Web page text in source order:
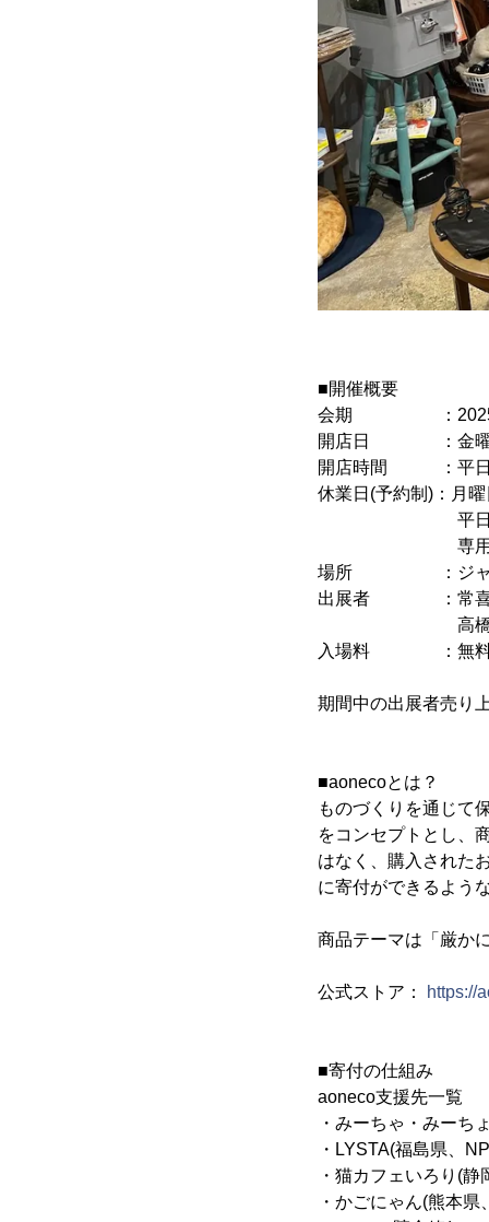
■開催概要
会期 ：2025年7
開店日 ：金曜日
開店時間 ：平日
休業日(予約制)：月
平日【月、火
専用フォーム
場所 ：ジャンル
出展者 ：常喜寝太
高橋紅茶店、
入場料 ：無
期間中の出展者売り
■aonecoとは？
ものづくりを通じて
をコンセプトとし、
はなく、購入された
に寄付ができるよう
商品テーマは「厳か
公式ストア： https://
■寄付の仕組み
aoneco支援先一覧
・みーちゃ・みーち
・LYSTA(福島県、
・猫カフェいろり(
・かごにゃん(熊本